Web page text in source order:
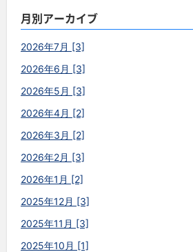
月別アーカイブ
2026年7月 [3]
2026年6月 [3]
2026年5月 [3]
2026年4月 [2]
2026年3月 [2]
2026年2月 [3]
2026年1月 [2]
2025年12月 [3]
2025年11月 [3]
2025年10月 [1]